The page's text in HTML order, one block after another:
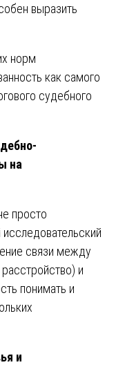
выразить
норм
как самого
судебного
на
просто
связи между
и
понимать и
и